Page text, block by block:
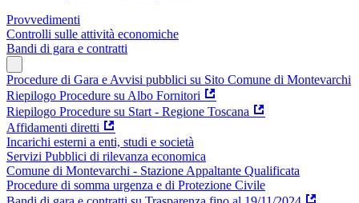
Provvedimenti
Controlli sulle attività economiche
Bandi di gara e contratti
Procedure di Gara e Avvisi pubblici su Sito Comune di Montevarchi
Riepilogo Procedure su Albo Fornitori
Riepilogo Procedure su Start - Regione Toscana
Affidamenti diretti
Incarichi esterni a enti, studi e società
Servizi Pubblici di rilevanza economica
Comune di Montevarchi - Stazione Appaltante Qualificata
Procedure di somma urgenza e di Protezione Civile